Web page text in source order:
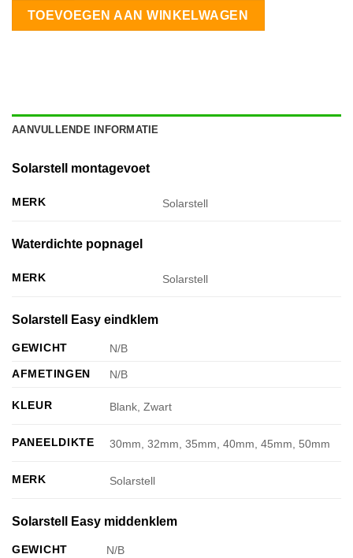
TOEVOEGEN AAN WINKELWAGEN
AANVULLENDE INFORMATIE
Solarstell montagevoet
MERK Solarstell
Waterdichte popnagel
MERK Solarstell
Solarstell Easy eindklem
GEWICHT
N/B
AFMETINGEN
N/B
KLEUR Blank, Zwart
PANEELDIKTE 30mm, 32mm, 35mm, 40mm, 45mm, 50mm
MERK Solarstell
Solarstell Easy middenklem
GEWICHT N/B